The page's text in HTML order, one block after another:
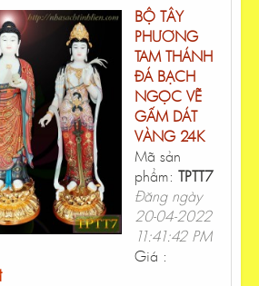
BỘ TÂY
PHƯƠNG
TAM THÁNH
ĐÁ BẠCH
NGỌC VẼ
GẤM DÁT
VÀNG 24K
Mã sản
phẩm: TPTT7
Đăng ngày
20-04-2022
11:41:42 PM
Giá :